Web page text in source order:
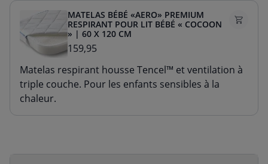
MATELAS BÉBÉ «AERO» PREMIUM
RESPIRANT POUR LIT BÉBÉ « COCOON
» | 60 X 120 CM
159,95
Matelas respirant housse Tencel™ et ventilation à
triple couche. Pour les enfants sensibles à la
chaleur.